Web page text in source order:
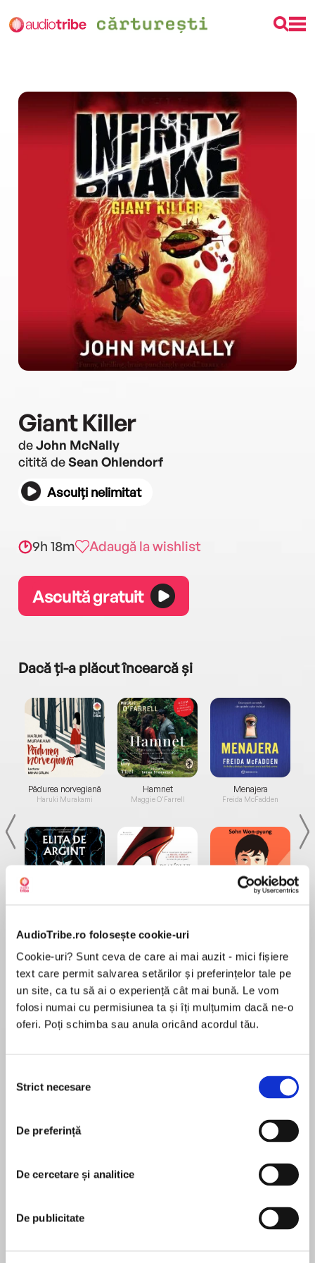
AudioTribe.ro folosește cookie-uri
Cookie-uri? Sunt ceva de care ai mai auzit - mici fișiere
text care permit salvarea setărilor și preferințelor tale pe
un site, ca tu să ai o experiență cât mai bună. Le vom
folosi numai cu permisiunea ta și îți mulțumim dacă ne-o
oferi. Poți schimba sau anula oricând acordul tău.
consimțământului
Strict necesare
De preferință
De cercetare și analitice
De publicitate
Giant Killer
deJohn McNally
citită deSean Ohlendorf
Asculți nelimitat
9h 18m Adaugă la wishlist
Ascultă gratuit
Dacă ți-a plăcut încearcă și
Pădurea norvegiană
Haruki Murakami
de...
Dani Francis
Hamnet
Maggie O'Farrell
la...
Lauren Weisberger
Menajera
Freida McFadden
Desprecarte
Get shrunk! Humour and high-stakes combine
Infinity Drake takes it to a whole 'nother level…
After months of captivity Finn and Carla reach
their final destination; evil mastermind Kaparis's
În acest moment nu există recenzii
John McNally
John McNally is a screenwriter who’s worked with
Aardman, Sony and the BBC. INFINITY DRAKE is